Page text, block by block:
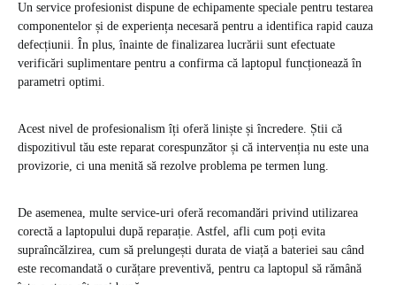
Un service profesionist dispune de echipamente speciale pentru testarea
componentelor și de experiența necesară pentru a identifica rapid cauza
defecțiunii. În plus, înainte de finalizarea lucrării sunt efectuate
verificări suplimentare pentru a confirma că laptopul funcționează în
parametri optimi.
Acest nivel de profesionalism îți oferă liniște și încredere. Știi că
dispozitivul tău este reparat corespunzător și că intervenția nu este una
provizorie, ci una menită să rezolve problema pe termen lung.
De asemenea, multe service-uri oferă recomandări privind utilizarea
corectă a laptopului după reparație. Astfel, afli cum poți evita
supraîncălzirea, cum să prelungești durata de viață a bateriei sau când
este recomandată o curățare preventivă, pentru ca laptopul să rămână